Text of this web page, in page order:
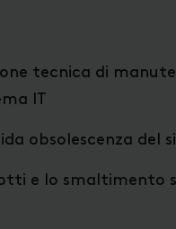
tecnica di
IT
obsolescenza del
e lo smaltimento